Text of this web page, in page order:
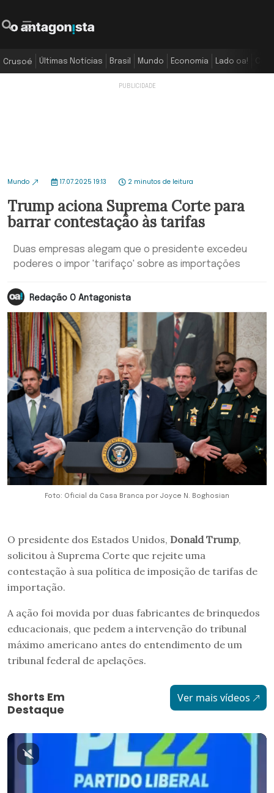
Crusoé Últimas Notícias Brasil Mundo Economia Lado oa!
Mundo 17.07.2025 19:13 2 minutos de leitura
Trump aciona Suprema Corte para
barrar contestação às tarifas
Duas empresas alegam que o presidente excedeu
poderes o impor 'tarifaço' sobre as importações
Redação O Antagonista
Foto: Oficial da Casa Branca por Joyce N. Boghosian
O presidente dos Estados Unidos, Donald Trump,
solicitou à Suprema Corte que rejeite uma
contestação à sua política de imposição de tarifas de
importação.
A ação foi movida por duas fabricantes de brinquedos
educacionais, que pedem a intervenção do tribunal
máximo americano antes do entendimento de um
tribunal federal de apelações.
Shorts Em
Destaque
Ver mais vídeos